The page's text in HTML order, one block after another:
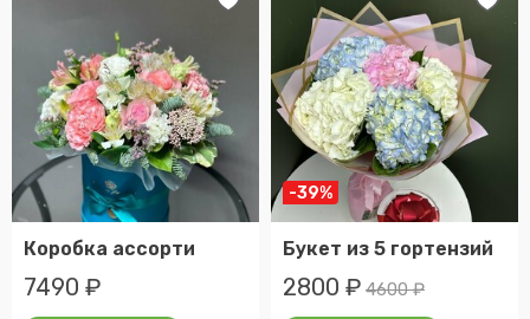
Коробка ассорти
7490 ₽
-39%
Букет из 5 гортензий
2800 ₽ 4600 ₽